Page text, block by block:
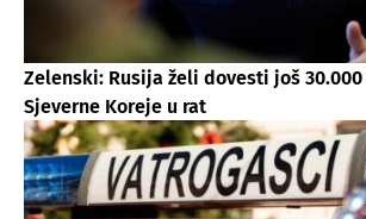
Zelenski: Rusija želi dovesti još
Sjeverne Koreje u rat